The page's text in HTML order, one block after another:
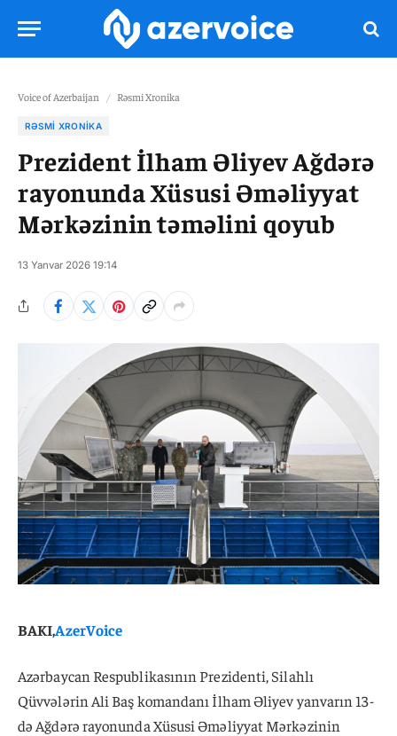
Voice of Azerbaijan / Rəsmi Xronika
RƏSMI XRONIKA
Prezident İlham Əliyev Ağdərə
rayonunda Xüsusi Əməliyyat
Mərkəzinin təməlini qoyub
13 Yanvar 2026 19:14
BAKI,AzerVoice
Azərbaycan Respublikasının Prezidenti, Silahlı
Qüvvələrin Ali Baş komandanı İlham Əliyev yanvarın 13-
də Ağdərə rayonunda Xüsusi Əməliyyat Mərkəzinin